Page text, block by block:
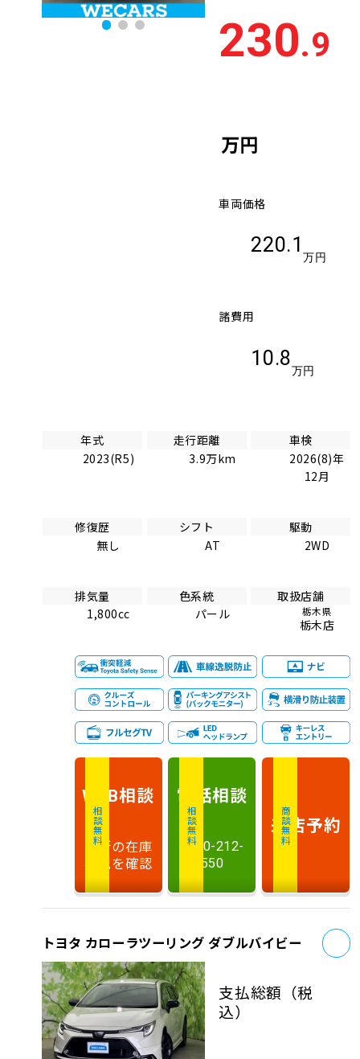
230.9
万円
車両価格
220.1
万円
諸費用
10.8
万円
年式
2023(R5)
走行距離
3.9万km
車検
2026(8)年
12月
修復歴
無し
シフト
AT
駆動
2WD
排気量
1,800cc
色系統
パール
取扱店舗
栃木県
栃木店
相談無料
WEB相談
最新の在庫
状況を確認
相談無料
電話相談
0120-212-
550
商談無料
来店予約
トヨタ カローラツーリング ダブルバイビー
支払総額 （税
込）